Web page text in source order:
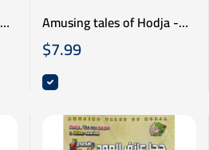
Amusing tales of Hodja -
نوادر جحا - الديك المعجزة -
عربي انكليزي
$7.99